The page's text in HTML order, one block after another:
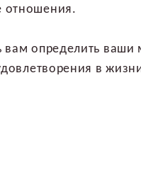
отношения.
определить ваши
в